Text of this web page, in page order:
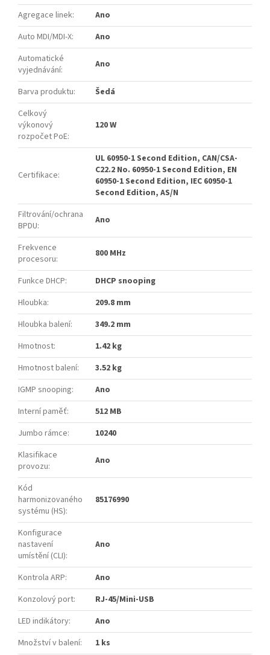
Agregace linek:
Ano
Auto MDI/MDI-X:
Ano
Automatické
vyjednávání: Ano
Barva produktu:
Šedá
Celkový
výkonový
rozpočet PoE:
120 W
Certifikace:
UL 60950-1 Second Edition, CAN/CSA-
C22.2 No. 60950-1 Second Edition, EN
60950-1 Second Edition, IEC 60950-1
Second Edition, AS/N
Filtrování/ochrana
BPDU: Ano
Frekvence
procesoru: 800 MHz
Funkce DHCP:
DHCP snooping
Hloubka:
209.8 mm
Hloubka balení:
349.2 mm
Hmotnost:
1.42 kg
Hmotnost balení:
3.52 kg
IGMP snooping:
Ano
Interní paměť:
512 MB
Jumbo rámce:
10240
Klasifikace
provozu: Ano
Kód
harmonizovaného
systému (HS):
85176990
Konfigurace
nastavení
umístění (CLI):
Ano
Kontrola ARP:
Ano
Konzolový port:
RJ-45/Mini-USB
LED indikátory:
Ano
Množství v balení: 1 ks